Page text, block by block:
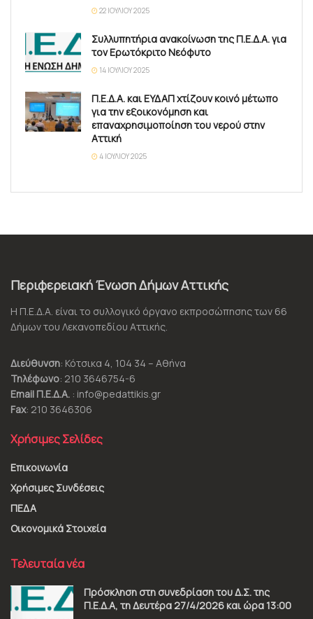
22 ΙΟΥΛΊΟΥ 2025
Συλλυπητήρια ανακοίνωση της Π.Ε.Δ.Α. για
τον Ερωτόκριτο Νεόφυτο
14 ΙΟΥΛΊΟΥ 2025
Π.Ε.Δ.Α. και ΕΥΔΑΠ χτίζουν κοινό μέτωπο
για την εξοικονόμηση και
επαναχρησιμοποίηση του νερού στην
Αττική
4 ΙΟΥΛΊΟΥ 2025
Περιφερειακή Ένωση Δήμων Αττικής
Η Π.Ε.Δ.Α. είναι το συλλογικό όργανο εκπροσώπησης των 66
Δήμων του Λεκανοπεδίου Αττικής.
Διεύθυνση: Κότσικα 4, 104 34 – Αθήνα
Τηλέφωνο: 210 3646754-6
Email Π.Ε.Δ.Α. : info@pedattikis.gr
Fax: 210 3646306
Χρήσιμες Σελίδες
Επικοινωνία
Χρήσιμες Συνδέσεις
ΠΕΔΑ
Οικονομικά Στοιχεία
Τελευταία νέα
Πρόσκληση στη συνεδρίαση του Δ.Σ. της
Π.Ε.Δ.Α, τη Δευτέρα 27/4/2026 και ώρα 13:00